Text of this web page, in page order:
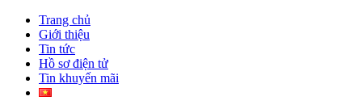
Trang chủ
Giới thiệu
Tin tức
Hồ sơ điện tử
Tin khuyến mãi